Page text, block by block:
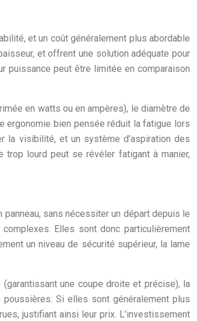
et un coût généralement plus abordable
et offrent une solution adéquate pour
puissance peut être limitée en comparaison
en watts ou en ampères), le diamètre de
ergonomie bien pensée réduit la fatigue lors
la visibilité, et un système d’aspiration des
lourd peut se révéler fatigant à manier,
sans nécessiter un départ depuis le
Elles sont donc particulièrement
un niveau de sécurité supérieur, la lame
une coupe droite et précise), la
poussières. Si elles sont généralement plus
justifiant ainsi leur prix. L’investissement